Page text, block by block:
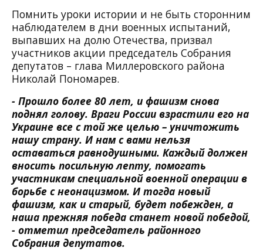
Помнить уроки истории и не быть сторонним
наблюдателем в дни военных испытаний,
выпавших на долю Отечества, призвал
участников акции председатель Собрания
депутатов – глава Миллеровского района
Николай Пономарев.
- Прошло более 80 лет, и фашизм снова
поднял голову. Враги России взрастили его на
Украине все с той же целью – уничтожить
нашу страну. И нам с вами нельзя
оставаться равнодушными. Каждый должен
вносить посильную лепту, помогать
участникам специальной военной операции в
борьбе с неонацизмом. И тогда новый
фашизм, как и старый, будет побежден, а
наша прежняя победа станет новой победой,
- отметил председатель районного
Собрания депутатов.